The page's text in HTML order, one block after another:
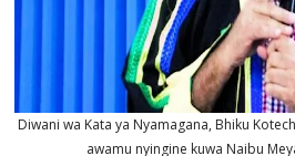
Diwani wa Kata ya Nyamagana, Bhiku
awamu nyingine kuwa Naibu